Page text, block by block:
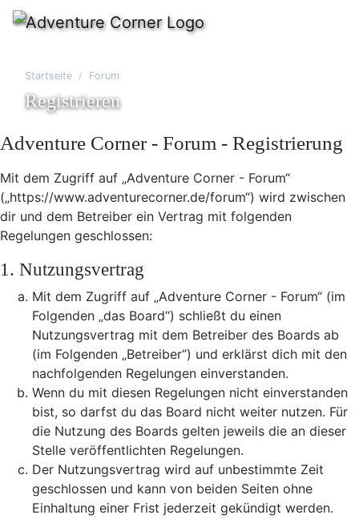
Startseite Forum
Registrieren
Adventure Corner - Forum - Registrierung
Mit dem Zugriff auf „Adventure Corner - Forum“
(„https://www.adventurecorner.de/forum“) wird zwischen
dir und dem Betreiber ein Vertrag mit folgenden
Regelungen geschlossen:
1. Nutzungsvertrag
Mit dem Zugriff auf „Adventure Corner - Forum“ (im
Folgenden „das Board“) schließt du einen
Nutzungsvertrag mit dem Betreiber des Boards ab
(im Folgenden „Betreiber“) und erklärst dich mit den
nachfolgenden Regelungen einverstanden.
Wenn du mit diesen Regelungen nicht einverstanden
bist, so darfst du das Board nicht weiter nutzen. Für
die Nutzung des Boards gelten jeweils die an dieser
Stelle veröffentlichten Regelungen.
Der Nutzungsvertrag wird auf unbestimmte Zeit
geschlossen und kann von beiden Seiten ohne
Einhaltung einer Frist jederzeit gekündigt werden.